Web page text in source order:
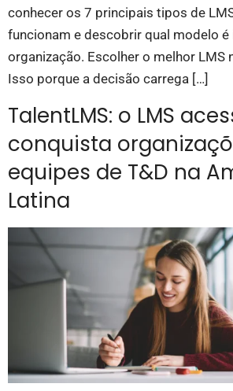
conhecer os 7 principais tipos de
funcionam e descobrir qual modelo é
organização. Escolher o melhor LMS
Isso porque a decisão carrega […]
TalentLMS: o LMS
conquista
equipes de T&D na
Latina